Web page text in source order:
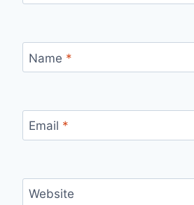
Name *
Email *
Website